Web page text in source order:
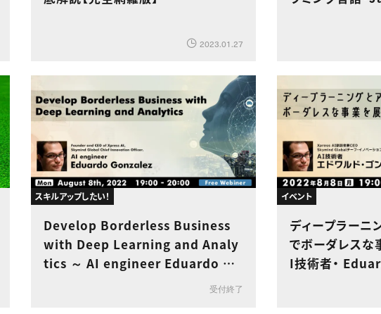
2023.01.27
スキルアップしたい！
Develop Borderless Business
with Deep Learning and Analy
tics ～ AI engineer Eduardo Go
受付終了
イベント
ディープラーニ
でボーダレスな事
I技術者・